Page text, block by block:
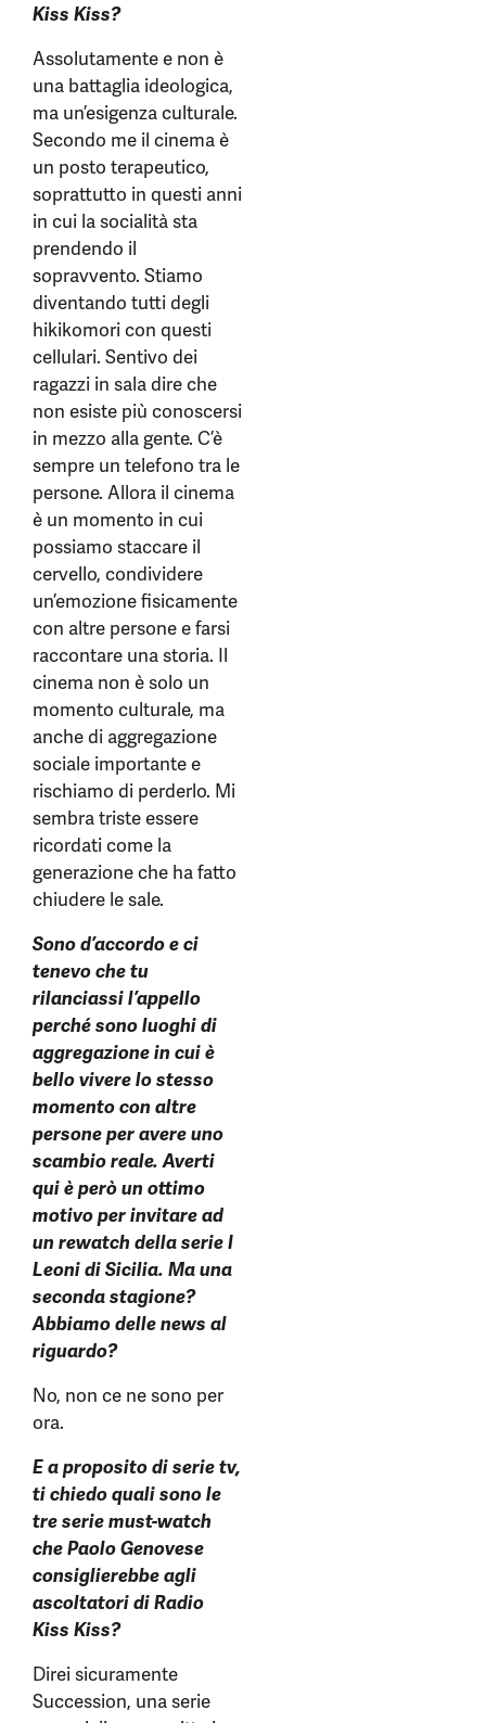
Kiss Kiss?
Assolutamente e non è
una battaglia ideologica,
ma un’esigenza culturale.
Secondo me il cinema è
un posto terapeutico,
soprattutto in questi anni
in cui la socialità sta
prendendo il
sopravvento. Stiamo
diventando tutti degli
hikikomori con questi
cellulari. Sentivo dei
ragazzi in sala dire che
non esiste più conoscersi
in mezzo alla gente. C’è
sempre un telefono tra le
persone. Allora il cinema
è un momento in cui
possiamo staccare il
cervello, condividere
un’emozione fisicamente
con altre persone e farsi
raccontare una storia. Il
cinema non è solo un
momento culturale, ma
anche di aggregazione
sociale importante e
rischiamo di perderlo. Mi
sembra triste essere
ricordati come la
generazione che ha fatto
chiudere le sale.
Sono d’accordo e ci
tenevo che tu
rilanciassi l’appello
perché sono luoghi di
aggregazione in cui è
bello vivere lo stesso
momento con altre
persone per avere uno
scambio reale. Averti
qui è però un ottimo
motivo per invitare ad
un rewatch della serie I
Leoni di Sicilia. Ma una
seconda stagione?
Abbiamo delle news al
riguardo?
No, non ce ne sono per
ora.
E a proposito di serie tv,
ti chiedo quali sono le
tre serie must-watch
che Paolo Genovese
consiglierebbe agli
ascoltatori di Radio
Kiss Kiss?
Direi sicuramente
Succession, una serie